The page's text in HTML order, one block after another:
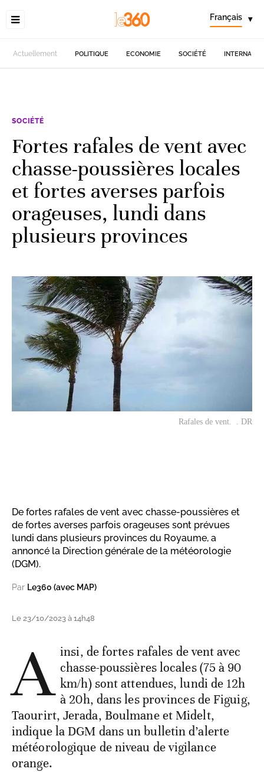
Français ▾
Actuellement POLITIQUE ECONOMIE SOCIÉTÉ
SOCIÉTÉ
Fortes rafales de vent avec
chasse-poussières locales
et fortes averses parfois
orageuses, lundi dans
plusieurs provinces
Rafales de vent. . DR
De fortes rafales de vent avec chasse-poussières et
de fortes averses parfois orageuses sont prévues
lundi dans plusieurs provinces du Royaume, a
annoncé la Direction générale de la météorologie
(DGM).
Par Le360 (avec MAP)
Le 23/10/2023 à 14h48
A insi, de fortes rafales de vent avec
chasse-poussières locales (75 à 90
km/h) sont attendues, lundi de 12h
à 20h, dans les provinces de Figuig,
Taourirt, Jerada, Boulmane et Midelt,
indique la DGM dans un bulletin d’alerte
météorologique de niveau de vigilance
orange.